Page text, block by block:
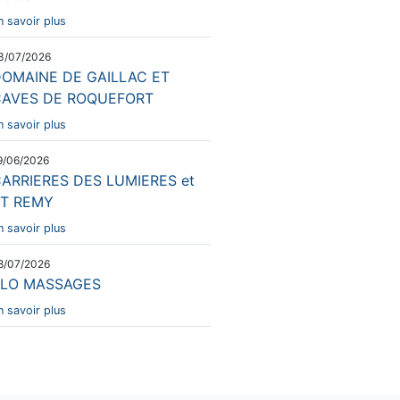
savoir plus
07/2026
DE GAILLAC ET
DE ROQUEFORT
savoir plus
06/2026
DES LUMIERES et
REMY
savoir plus
07/2026
MASSAGES
savoir plus